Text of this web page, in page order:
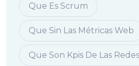
Que Es Scrum
Que Sin Las Métricas Web
Que Son Kpis De Las